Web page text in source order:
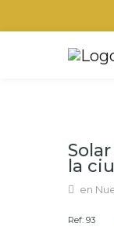
la
en
Ref: 93